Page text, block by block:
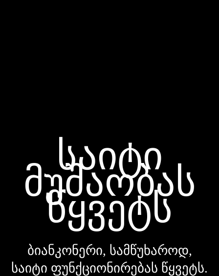
საიტი
მუშაობას
წყვეტს
ბიანკონერი, სამწუხაროდ,
საიტი ფუნქციონირებას წყვეტს.